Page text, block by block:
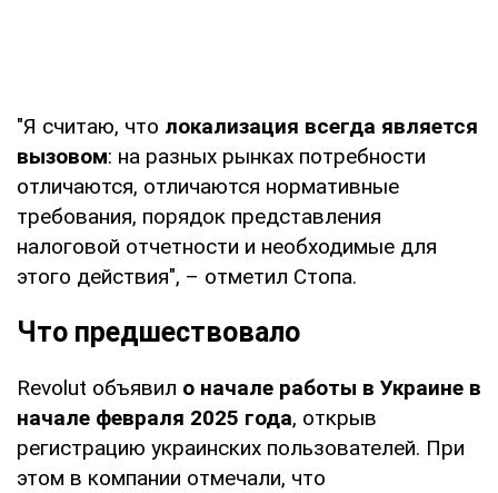
"Я считаю, что локализация всегда является
вызовом: на разных рынках потребности
отличаются, отличаются нормативные
требования, порядок представления
налоговой отчетности и необходимые для
этого действия", – отметил Стопа.
Что предшествовало
Revolut объявил о начале работы в Украине в
начале февраля 2025 года, открыв
регистрацию украинских пользователей. При
этом в компании отмечали, что